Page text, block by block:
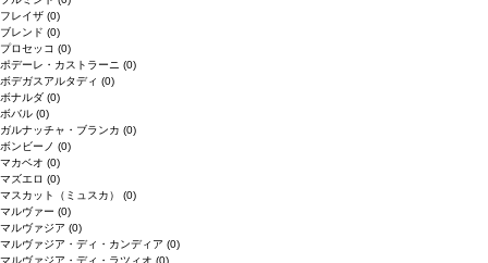
フレイザ (0)
ブレンド (0)
プロセッコ (0)
ポデーレ・カストラーニ (0)
ボデガスアルタディ (0)
ボナルダ (0)
ボバル (0)
ガルナッチャ・ブランカ (0)
ボンビーノ (0)
マカベオ (0)
マズエロ (0)
マスカット（ミュスカ） (0)
マルヴァー (0)
マルヴァジア (0)
マルヴァジア・ディ・カンディア (0)
マルヴァジア・ディ・ラツィオ (0)